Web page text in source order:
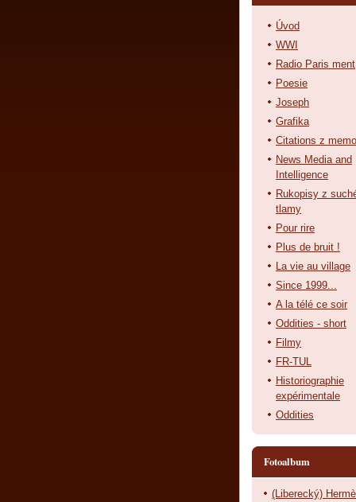
Úvod
WWI
Radio Paris ment
Poesie
Joseph
Grafika
Citations z
News Media and
Intelligence
Rukopisy z
tlamy
Pour rire
Plus de bruit !
La vie au village
Since 1999...
A la télé ce soir
Oddities - short
Filmy
FR-TUL
Historiographie
expérimentale
Oddities
Fotoalbum
(Liberecký)